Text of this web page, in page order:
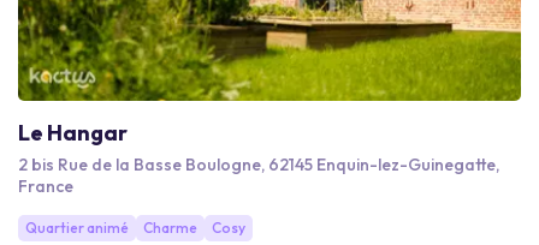
Le Hangar
2 bis Rue de la Basse Boulogne, 62145 Enquin-lez-Guinegatte,
France
Quartier animé Charme Cosy